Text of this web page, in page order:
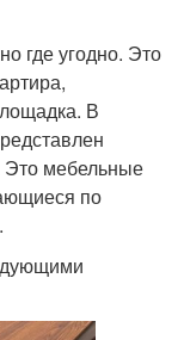
где угодно. Это
В
Это мебельные
по